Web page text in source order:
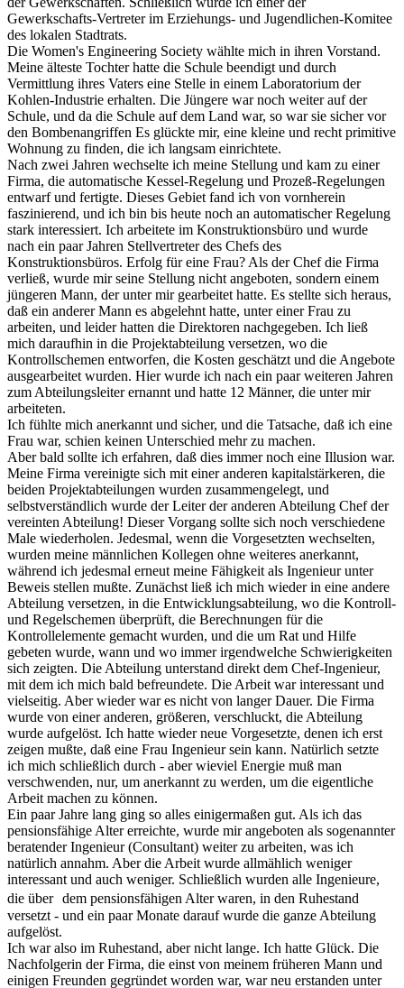
Gewerkschafts-Vertreter im Erziehungs- und Jugendlichen-Komitee
des lokalen Stadtrats.
Die Women's Engineering Society wählte mich in ihren Vorstand.
Meine älteste Tochter hatte die Schule beendigt und durch
Vermittlung ihres Vaters eine Stelle in einem Laboratorium der
Kohlen-Industrie erhalten. Die Jüngere war noch weiter auf der
Schule, und da die Schule auf dem Land war, so war sie sicher vor
den Bombenangriffen Es glückte mir, eine kleine und recht primitive
Wohnung zu finden, die ich langsam einrichtete.
Nach zwei Jahren wechselte ich meine Stellung und kam zu einer
Firma, die automatische Kessel-Regelung und Prozeß-Regelungen
entwarf und fertigte. Dieses Gebiet fand ich von vornherein
faszinierend, und ich bin bis heute noch an automatischer Regelung
stark interessiert. Ich arbeitete im Konstruktionsbüro und wurde
nach ein paar Jahren Stellvertreter des Chefs des
Konstruktionsbüros. Erfolg für eine Frau? Als der Chef die Firma
verließ, wurde mir seine Stellung nicht angeboten, sondern einem
jüngeren Mann, der unter mir gearbeitet hatte. Es stellte sich heraus,
daß ein anderer Mann es abgelehnt hatte, unter einer Frau zu
arbeiten, und leider hatten die Direktoren nachgegeben. Ich ließ
mich daraufhin in die Projektabteilung versetzen, wo die
Kontrollschemen entworfen, die Kosten geschätzt und die Angebote
ausgearbeitet wurden. Hier wurde ich nach ein paar weiteren Jahren
zum Abteilungsleiter ernannt und hatte 12 Männer, die unter mir
arbeiteten.
Ich fühlte mich anerkannt und sicher, und die Tatsache, daß ich eine
Frau war, schien keinen Unterschied mehr zu machen.
Aber bald sollte ich erfahren, daß dies immer noch eine Illusion war.
Meine Firma vereinigte sich mit einer anderen kapitalstärkeren, die
beiden Projektabteilungen wurden zusammengelegt, und
selbstverständlich wurde der Leiter der anderen Abteilung Chef der
vereinten Abteilung! Dieser Vorgang sollte sich noch verschiedene
Male wiederholen. Jedesmal, wenn die Vorgesetzten wechselten,
wurden meine männlichen Kollegen ohne weiteres anerkannt,
während ich jedesmal erneut meine Fähigkeit als Ingenieur unter
Beweis stellen mußte. Zunächst ließ ich mich wieder in eine andere
Abteilung versetzen, in die Entwicklungsabteilung, wo die Kontroll-
und Regelschemen überprüft, die Berechnungen für die
Kontrollelemente gemacht wurden, und die um Rat und Hilfe
gebeten wurde, wann und wo immer irgendwelche Schwierigkeiten
sich zeigten. Die Abteilung unterstand direkt dem Chef-Ingenieur,
mit dem ich mich bald befreundete. Die Arbeit war interessant und
vielseitig. Aber wieder war es nicht von langer Dauer. Die Firma
wurde von einer anderen, größeren, verschluckt, die Abteilung
wurde aufgelöst. Ich hatte wieder neue Vorgesetzte, denen ich erst
zeigen mußte, daß eine Frau Ingenieur sein kann. Natürlich setzte
ich mich schließlich durch - aber wieviel Energie muß man
verschwenden, nur, um anerkannt zu werden, um die eigentliche
Arbeit machen zu können.
Ein paar Jahre lang ging so alles einigermaßen gut. Als ich das
pensionsfähige Alter erreichte, wurde mir angeboten als sogenannter
beratender Ingenieur (Consultant) weiter zu arbeiten, was ich
natürlich annahm. Aber die Arbeit wurde allmählich weniger
interessant und auch weniger. Schließlich wurden alle Ingenieure,
die über dem pensionsfähigen Alter waren, in den Ruhestand
versetzt - und ein paar Monate darauf wurde die ganze Abteilung
aufgelöst.
Ich war also im Ruhestand, aber nicht lange. Ich hatte Glück. Die
Nachfolgerin der Firma, die einst von meinem früheren Mann und
einigen Freunden gegründet worden war, war neu erstanden unter